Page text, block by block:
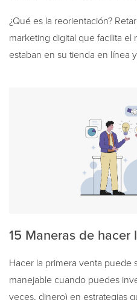
¿Qué es la reorientación?
marketing digital que facilita
estaban en su tienda en línea
15 Maneras de hacer
Hacer la primera venta puede
manejable cuando puedes
veces, dinero) en estrategias